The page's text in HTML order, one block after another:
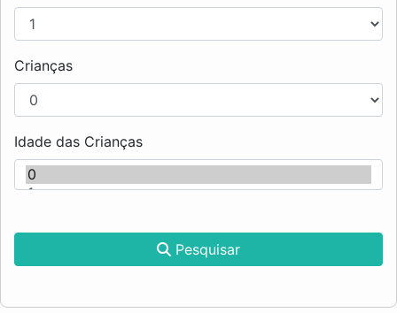
Crianças
Idade das Crianças
Pesquisar